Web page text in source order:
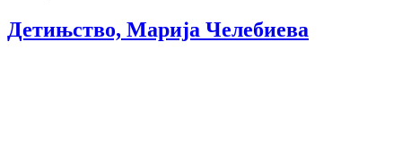
Детињство, Марија Челебиева